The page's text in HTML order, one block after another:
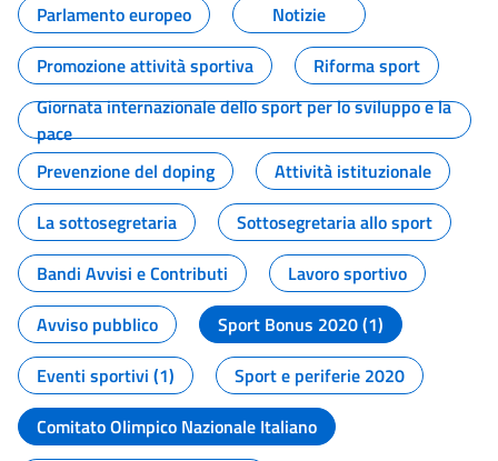
Parlamento europeo
Notizie
Promozione attività sportiva
Riforma sport
Giornata internazionale dello sport per lo sviluppo e la
pace
Prevenzione del doping
Attività istituzionale
La sottosegretaria
Sottosegretaria allo sport
Bandi Avvisi e Contributi
Lavoro sportivo
Avviso pubblico
Sport Bonus 2020 (1)
Eventi sportivi (1)
Sport e periferie 2020
Comitato Olimpico Nazionale Italiano